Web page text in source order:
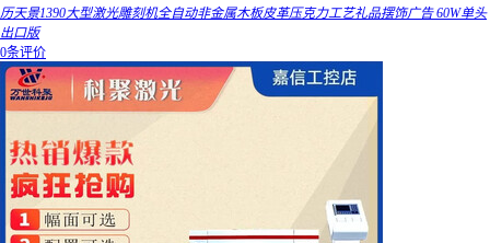
历天景1390大型激光雕刻机全自动非金属木板皮革压克力工艺礼品摆饰广告 60W单头
出口版
0条评价